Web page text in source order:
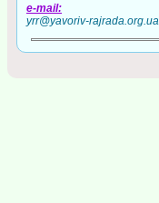
e-mail:
yrr@yavoriv-rajrada.org.ua